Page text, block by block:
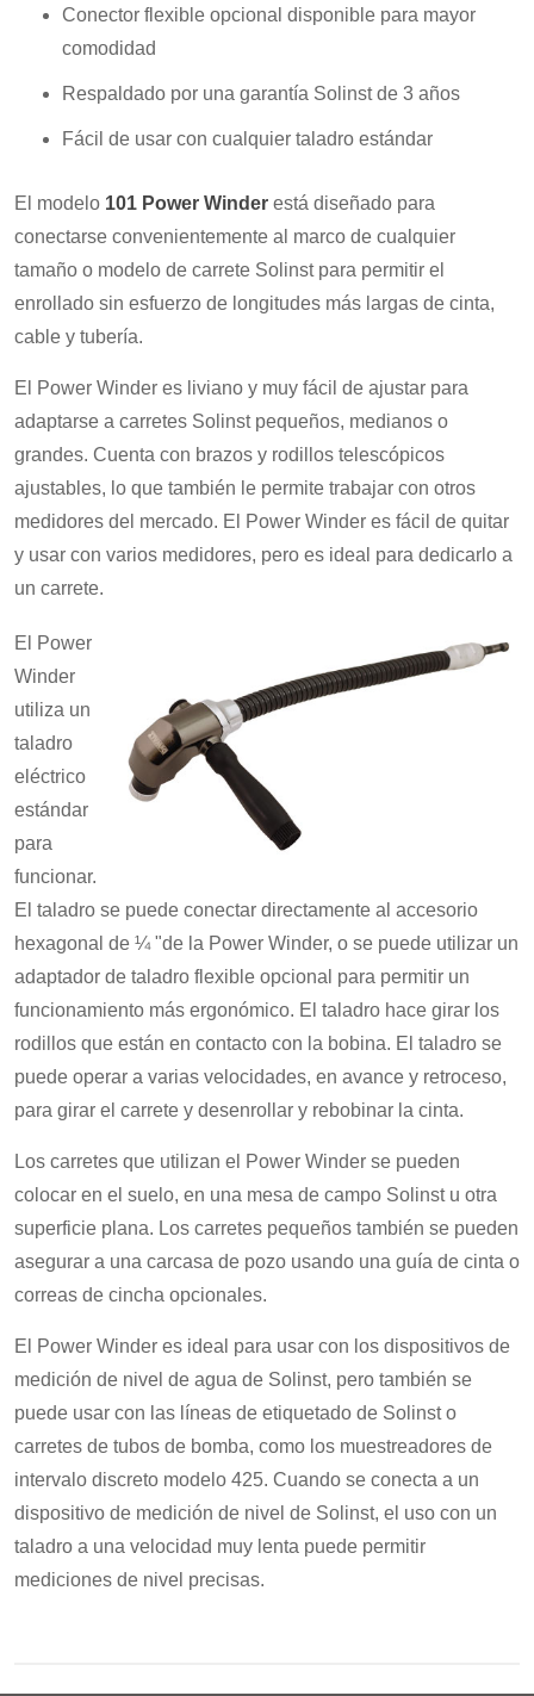
Conector flexible opcional disponible para mayor
comodidad
Respaldado por una garantía Solinst de 3 años
Fácil de usar con cualquier taladro estándar
El modelo 101 Power Winder está diseñado para
conectarse convenientemente al marco de cualquier
tamaño o modelo de carrete Solinst para permitir el
enrollado sin esfuerzo de longitudes más largas de cinta,
cable y tubería.
El Power Winder es liviano y muy fácil de ajustar para
adaptarse a carretes Solinst pequeños, medianos o
grandes. Cuenta con brazos y rodillos telescópicos
ajustables, lo que también le permite trabajar con otros
medidores del mercado. El Power Winder es fácil de quitar
y usar con varios medidores, pero es ideal para dedicarlo a
un carrete.
El Power
Winder
utiliza un
taladro
eléctrico
estándar
para
funcionar.
El taladro se puede conectar directamente al accesorio
hexagonal de ¼ "de la Power Winder, o se puede utilizar un
adaptador de taladro flexible opcional para permitir un
funcionamiento más ergonómico. El taladro hace girar los
rodillos que están en contacto con la bobina. El taladro se
puede operar a varias velocidades, en avance y retroceso,
para girar el carrete y desenrollar y rebobinar la cinta.
Los carretes que utilizan el Power Winder se pueden
colocar en el suelo, en una mesa de campo Solinst u otra
superficie plana. Los carretes pequeños también se pueden
asegurar a una carcasa de pozo usando una guía de cinta o
correas de cincha opcionales.
El Power Winder es ideal para usar con los dispositivos de
medición de nivel de agua de Solinst, pero también se
puede usar con las líneas de etiquetado de Solinst o
carretes de tubos de bomba, como los muestreadores de
intervalo discreto modelo 425. Cuando se conecta a un
dispositivo de medición de nivel de Solinst, el uso con un
taladro a una velocidad muy lenta puede permitir
mediciones de nivel precisas.